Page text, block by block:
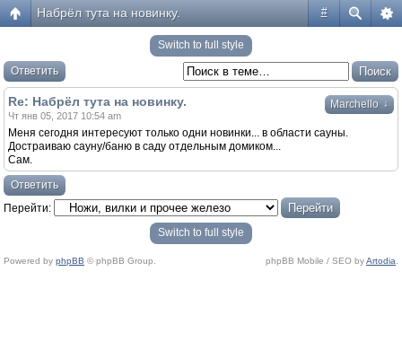
#
Набрёл тута на новинку.
Switch to full style
Ответить
Marchello ↓
Re: Набрёл тута на новинку.
Чт янв 05, 2017 10:54 am
Меня сегодня интересуют только одни новинки... в области сауны.
Достраиваю сауну/баню в саду отдельным домиком...
Сам.
Ответить
Перейти:
Switch to full style
Powered by phpBB © phpBB Group. phpBB Mobile / SEO byArtodia